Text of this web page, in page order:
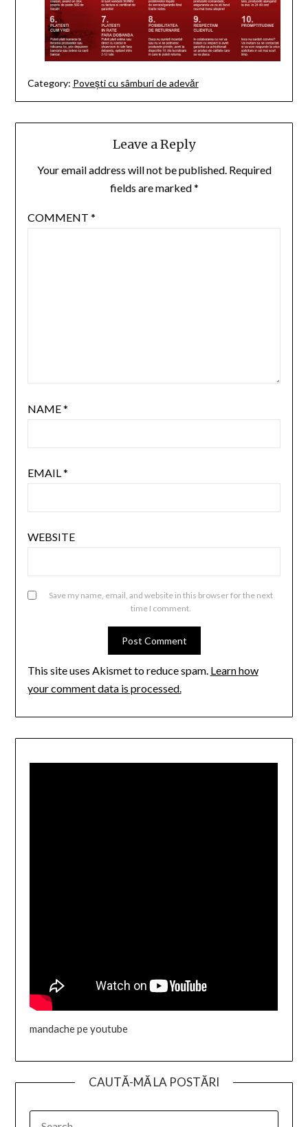
Category: Povești cu sâmburi de adevăr
Leave a Reply
Your email address will not be published. Required
fields are marked*
COMMENT *
NAME*
EMAIL*
WEBSITE
Save my name, email, and website in this browser for the next
time I comment.
This site uses Akismet to reduce spam. Learn how
your comment data is processed.
mandache pe youtube
CAUTĂ-MĂ LA POSTĂRI